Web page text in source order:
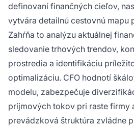
definovaní finančných cieľov,
vytvára detailnú cestovnú mapu
Zahŕňa to analýzu aktuálnej
sledovanie trhových trendov,
prostredia a identifikáciu
optimalizáciu. CFO hodnotí
modelu, zabezpečuje
príjmových tokov pri raste firmy
prevádzková štruktúra zvládne